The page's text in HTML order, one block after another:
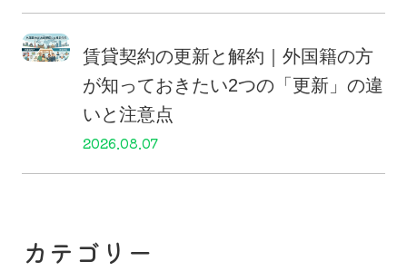
賃貸契約の更新と解約｜外国籍の方
が知っておきたい2つの「更新」の違
いと注意点
2026.08.07
カテゴリー